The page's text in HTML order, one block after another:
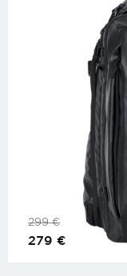
299€
279 €